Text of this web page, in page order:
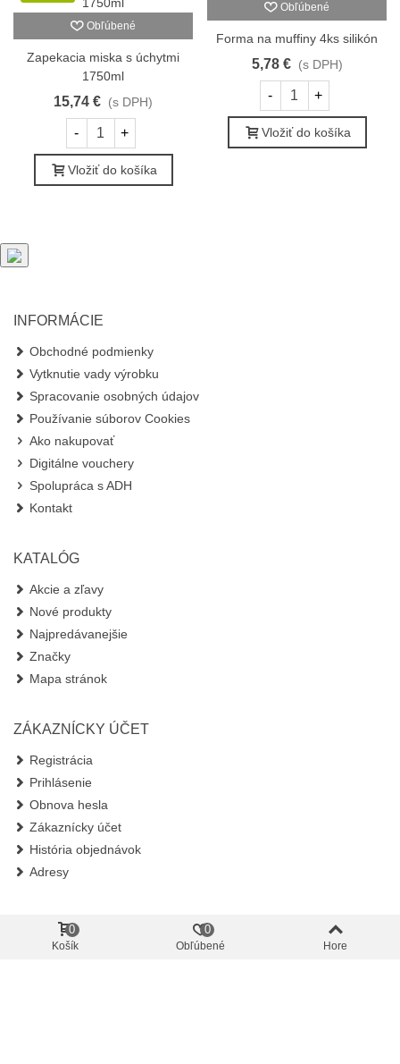
Obľúbené
Zapekacia miska s úchytmi
1750ml
15,74 € (s DPH)
- +
Vložiť do košíka
Obľúbené
Forma na muffiny 4ks silikón
5,78 € (s DPH)
- +
Vložiť do košíka
INFORMÁCIE
Obchodné podmienky
Vytknutie vady výrobku
Spracovanie osobných údajov
Používanie súborov Cookies
Ako nakupovať
Digitálne vouchery
Spolupráca s ADH
Kontakt
KATALÓG
Akcie a zľavy
Nové produkty
Najpredávanejšie
Značky
Mapa stránok
ZÁKAZNÍCKY ÚČET
Registrácia
Prihlásenie
Obnova hesla
Zákaznícky účet
História objednávok
Adresy
KONTAKT
A D H s.r.o.
Košík
0
Obľúbené
0
Hore